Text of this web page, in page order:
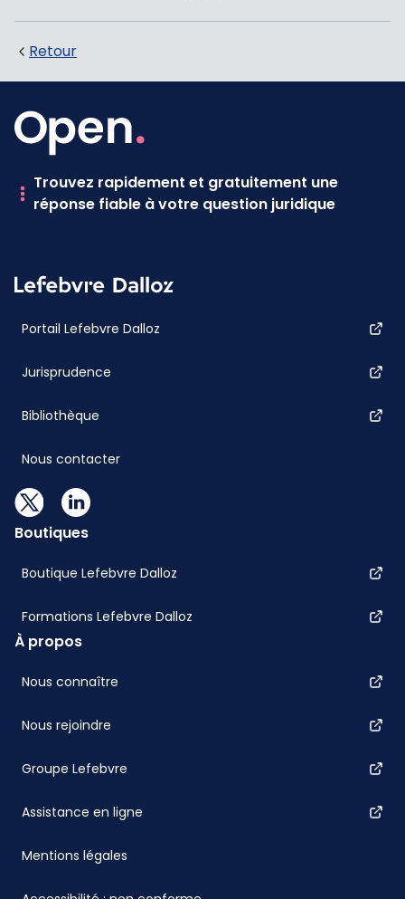
Retour
Trouvez rapidement et gratuitement une
réponse fiable à votre question juridique
Portail Lefebvre Dalloz
Jurisprudence
Bibliothèque
Nous contacter
Boutiques
Boutique Lefebvre Dalloz
Formations Lefebvre Dalloz
À propos
Nous connaître
Nous rejoindre
Groupe Lefebvre
Assistance en ligne
Mentions légales